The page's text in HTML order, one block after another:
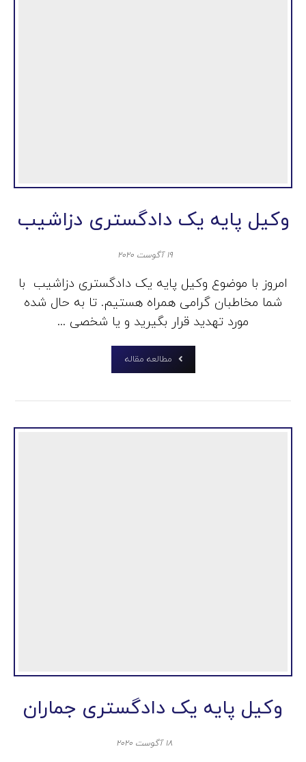
وکیل پایه یک دادگستری دزاشیب
۱۹ آگوست ۲۰۲۰
امروز با موضوع وکیل پایه یک دادگستری دزاشیب با
شما مخاطبان گرامی همراه هستیم. تا به حال شده
مورد تهدید قرار بگیرید و یا شخصی ...
مطالعه مقاله
وکیل پایه یک دادگستری جماران
۱۸ آگوست ۲۰۲۰